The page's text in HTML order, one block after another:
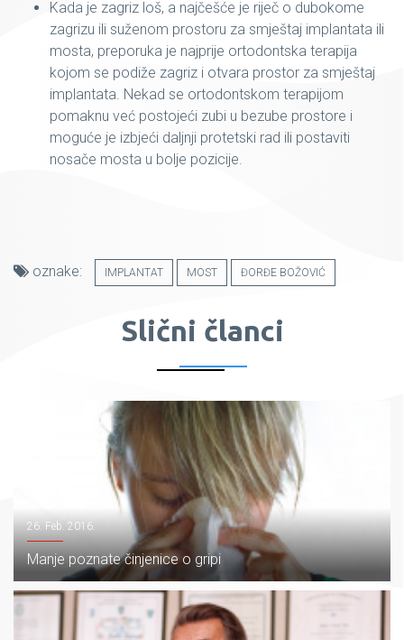
Kada je zagriz loš, a najčešće je riječ o dubokome
zagrizu ili suženom prostoru za smještaj implantata ili
mosta, preporuka je najprije ortodontska terapija
kojom se podiže zagriz i otvara prostor za smještaj
implantata. Nekad se ortodontskom terapijom
pomaknu već postojeći zubi u bezube prostore i
moguće je izbjeći daljnji protetski rad ili postaviti
nosače mosta u bolje pozicije.
oznake: IMPLANTAT MOST ĐORĐE BOŽOVIĆ
Slični članci
26. Feb. 2016.
Manje poznate činjenice o gripi